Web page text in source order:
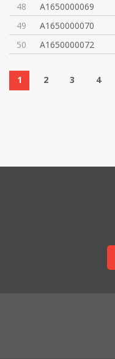
48
A1650000069
49
A1650000070
50
A1650000072
1 2 3 4